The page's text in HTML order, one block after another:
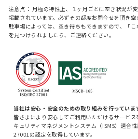
注意点： 月極の特性上、１ヶ月ごとに空き状況が
掲載されています。必ずその都度お問合せを頂き空
駐車場によっては、空き待ちもできますので、「
を見つけられましたら、ご連絡ください。
当社は安心・安全のための取り組みを行っていま
皆さまにより安心してご利用いただけるサービ
キュリティマネジメントシステム（ISMS）適合
27001の認定を取得しています。